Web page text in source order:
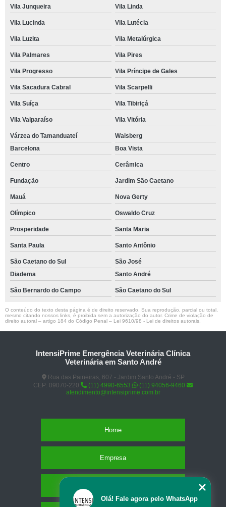
Vila Junqueira Vila Linda
Vila Lucinda Vila Lutécia
Vila Luzita Vila Metalúrgica
Vila Palmares Vila Pires
Vila Progresso Vila Príncipe de Gales
Vila Sacadura Cabral Vila Scarpelli
Vila Suíça Vila Tibiriçá
Vila Valparaíso Vila Vitória
Várzea do Tamanduateí
Waisberg
Barcelona
Boa Vista
Centro Cerâmica
Fundação Jardim São Caetano
Mauá Nova Gerty
Olímpico Oswaldo Cruz
Prosperidade Santa Maria
Santa Paula Santo Antônio
São Caetano do Sul
São José
Diadema
Santo André
São Bernardo do Campo São Caetano do Sul
O conteúdo do texto desta página é de direito reservado. Sua reprodução, parcial ou total,
mesmo citando nossos links, é proibida sem a autorização do autor. Crime de violação de
direito autoral – artigo 184 do Código Penal – Lei 9610/98 - Lei de direitos autorais
IntensiPrime Emergência Veterinária Clínica
Veterinária em Santo André
Rua das Paineiras, 607 - Jardim Santo André - SP
CEP: 09070-220
(11) 4990-6553
(11) 94056-9460
atendimento@intensiprime.com.br
Home
Empresa
Olá! Fale agora pelo WhatsApp